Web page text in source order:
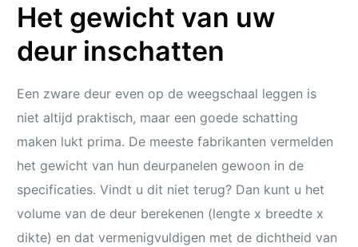
Het gewicht van uw
deur inschatten
Een zware deur even op de weegschaal leggen is
niet altijd praktisch, maar een goede schatting
maken lukt prima. De meeste fabrikanten vermelden
het gewicht van hun deurpanelen gewoon in de
specificaties. Vindt u dit niet terug? Dan kunt u het
volume van de deur berekenen (lengte x breedte x
dikte) en dat vermenigvuldigen met de dichtheid van